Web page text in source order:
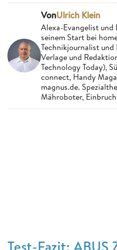
VonUlrich Klein
Alexa-Evangelist
seinem Start bei
Technikjournalist
Verlage und
Technology Today),
connect, Handy
magnus.de.
Mähroboter,